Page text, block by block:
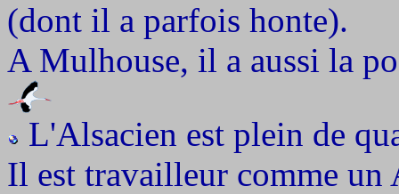
(dont il a parfois honte).
A Mulhouse, il a aussi la
L'Alsacien est plein de
Il est travailleur comme un